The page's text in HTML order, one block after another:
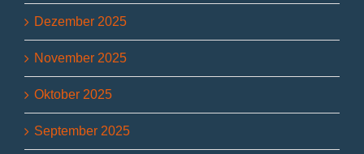
Dezember 2025
November 2025
Oktober 2025
September 2025